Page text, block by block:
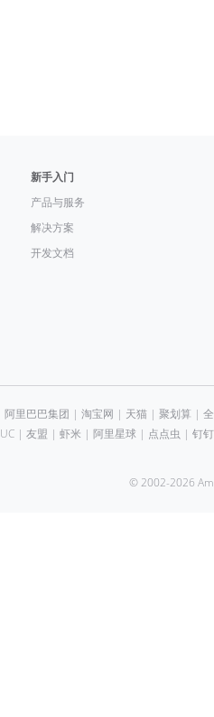
新手入门
产品与服务
解决方案
开发文档
阿里巴巴集团 | 淘宝网 | 天猫| 聚划算 |
UC| 友盟 | 虾米 | 阿里星球| 点点虫 | 钉钉
© 2002-2026